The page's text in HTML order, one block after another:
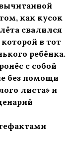
как кусок
свалился
в тот
ребёнка.
с собой
без помощи
листа» и